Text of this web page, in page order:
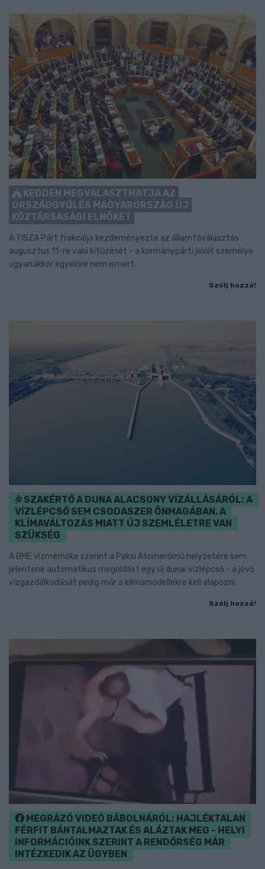
KEDDEN MEGVÁLASZTHATJA AZ
ORSZÁGGYŰLÉS MAGYARORSZÁG ÚJ
KÖZTÁRSASÁGI ELNÖKÉT
A TISZA Párt frakciója kezdeményezte az államfőválasztás
augusztus 11-re való kitűzését - a kormánypárti jelölt személye
ugyanakkor egyelőre nem ismert.
Szólj hozzá!
SZAKÉRTŐ A DUNA ALACSONY VÍZÁLLÁSÁRÓL: A
VÍZLÉPCSŐ SEM CSODASZER ÖNMAGÁBAN, A
KLÍMAVÁLTOZÁS MIATT ÚJ SZEMLÉLETRE VAN
SZÜKSÉG
A BME vízmérnöke szerint a Paksi Atomerőmű helyzetére sem
jelentene automatikus megoldást egy új dunai vízlépcső - a jövő
vízgazdálkodását pedig már a klímamodellekre kell alapozni.
Szólj hozzá!
MEGRÁZÓ VIDEÓ BÁBOLNÁRÓL: HAJLÉKTALAN
FÉRFIT BÁNTALMAZTAK ÉS ALÁZTAK MEG - HELYI
INFORMÁCIÓINK SZERINT A RENDŐRSÉG MÁR
INTÉZKEDIK AZ ÜGYBEN